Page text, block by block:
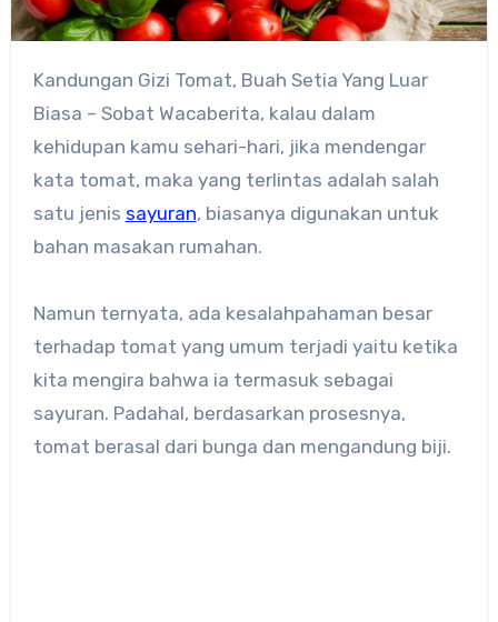
Kandungan Gizi Tomat, Buah Setia Yang Luar
Biasa – Sobat Wacaberita, kalau dalam
kehidupan kamu sehari-hari, jika mendengar
kata tomat, maka yang terlintas adalah salah
satu jenis sayuran, biasanya digunakan untuk
bahan masakan rumahan.
Namun ternyata, ada kesalahpahaman besar
terhadap tomat yang umum terjadi yaitu ketika
kita mengira bahwa ia termasuk sebagai
sayuran. Padahal, berdasarkan prosesnya,
tomat berasal dari bunga dan mengandung biji.